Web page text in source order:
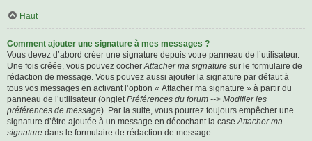
Haut
Comment ajouter une signature à mes messages ?
Vous devez d’abord créer une signature depuis votre panneau de l’utilisateur.
Une fois créée, vous pouvez cocherAttacher ma signature sur le formulaire de
rédaction de message. Vous pouvez aussi ajouter la signature par défaut à
tous vos messages en activant l’option « Attacher ma signature » à partir du
panneau de l’utilisateur (ongletPréférences du forum --> Modifier les
préférences de message). Par la suite, vous pourrez toujours empêcher une
signature d’être ajoutée à un message en décochant la caseAttacher ma
signature dans le formulaire de rédaction de message.